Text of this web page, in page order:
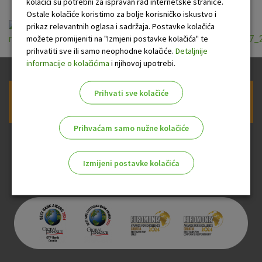
Prijava na newsletter OTP banke
Ostale kolačiće koristimo za bolje korisničko iskustvo i
prikaz relevantnih oglasa i sadržaja. Postavke kolačića
možete promijeniti na "Izmjeni postavke kolačića" te
prihvatiti sve ili samo neophodne kolačiće. Detaljnije
informacije o kolačićima i njihovoj upotrebi.
Prihvati sve kolačiće
Prihvaćam samo nužne kolačiće
Izmijeni postavke kolačića